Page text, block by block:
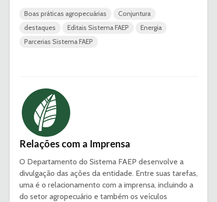
Boas práticas agropecuárias
Conjuntura
destaques
Editais Sistema FAEP
Energia
Parcerias Sistema FAEP
Relações com a Imprensa
O Departamento do Sistema FAEP desenvolve a
divulgação das ações da entidade. Entre suas tarefas,
uma é o relacionamento com a imprensa, incluindo a
do setor agropecuário e também os veículos